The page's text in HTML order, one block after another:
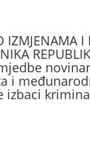
IZMJENAMA
i
izbaci